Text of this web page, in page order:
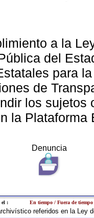
a la
del
para
de
los sujetos
la Plataforma
Denuncia
el : En tiempo / Fuera de tiempo
referidos en la Ley